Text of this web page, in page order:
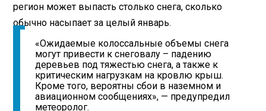
регион может выпасть столько снега, сколько
обычно насыпает за целый январь.
«Ожидаемые колоссальные объемы снега
могут привести к снеговалу – падению
деревьев под тяжестью снега, а также к
критическим нагрузкам на кровлю крыш.
Кроме того, вероятны сбои в наземном и
авиационном сообщениях», — предупредил
метеоролог.